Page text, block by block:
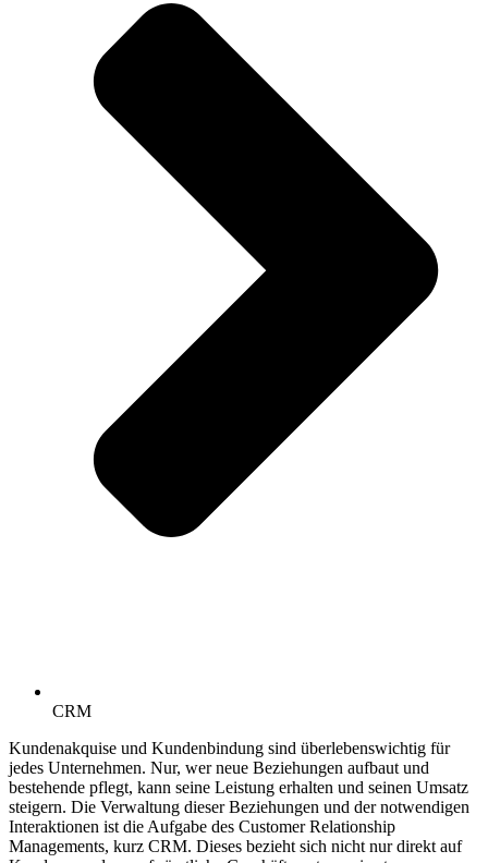
CRM
Kundenakquise und Kundenbindung sind überlebenswichtig für
jedes Unternehmen. Nur, wer neue Beziehungen aufbaut und
bestehende pflegt, kann seine Leistung erhalten und seinen Umsatz
steigern. Die Verwaltung dieser Beziehungen und der notwendigen
Interaktionen ist die Aufgabe des Customer Relationship
Managements, kurz CRM. Dieses bezieht sich nicht nur direkt auf